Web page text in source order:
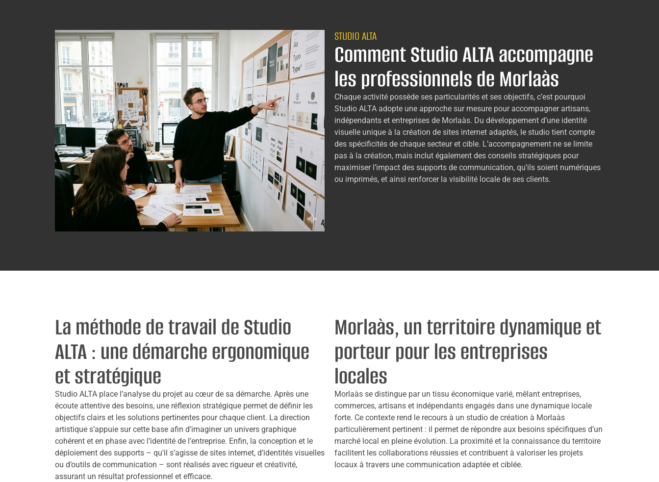
STUDIO ALTA
Comment Studio ALTA accompagne
les professionnels de Morlaàs
Chaque activité possède ses particularités et ses objectifs, c’est pourquoi
Studio ALTA adopte une approche sur mesure pour accompagner artisans,
indépendants et entreprises de Morlaàs. Du développement d’une identité
visuelle unique à la création de sites internet adaptés, le studio tient compte
des spécificités de chaque secteur et cible. L’accompagnement ne se limite
pas à la création, mais inclut également des conseils stratégiques pour
maximiser l’impact des supports de communication, qu’ils soient numériques
ou imprimés, et ainsi renforcer la visibilité locale de ses clients.
La méthode de travail de Studio
ALTA : une démarche ergonomique
et stratégique
Studio ALTA place l’analyse du projet au cœur de sa démarche. Après une
écoute attentive des besoins, une réflexion stratégique permet de définir les
objectifs clairs et les solutions pertinentes pour chaque client. La direction
artistique s’appuie sur cette base afin d’imaginer un univers graphique
cohérent et en phase avec l’identité de l’entreprise. Enfin, la conception et le
déploiement des supports – qu’il s’agisse de sites internet, d’identités visuelles
ou d’outils de communication – sont réalisés avec rigueur et créativité,
assurant un résultat professionnel et efficace.
Morlaàs, un territoire dynamique et
porteur pour les entreprises
locales
Morlaàs se distingue par un tissu économique varié, mêlant entreprises,
commerces, artisans et indépendants engagés dans une dynamique locale
forte. Ce contexte rend le recours à un studio de création à Morlaàs
particulièrement pertinent : il permet de répondre aux besoins spécifiques d’un
marché local en pleine évolution. La proximité et la connaissance du territoire
facilitent les collaborations réussies et contribuent à valoriser les projets
locaux à travers une communication adaptée et ciblée.